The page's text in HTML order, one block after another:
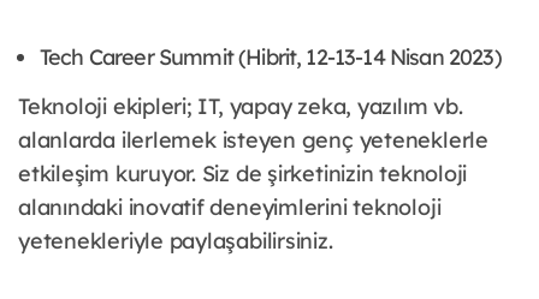
Tech Career Summit (Hibrit, 12-13-14 Nisan 2023)
Teknoloji ekipleri; IT, yapay zeka, yazılım vb.
alanlarda ilerlemek isteyen genç yeteneklerle
etkileşim kuruyor. Siz de şirketinizin teknoloji
alanındaki inovatif deneyimlerini teknoloji
yetenekleriyle paylaşabilirsiniz.